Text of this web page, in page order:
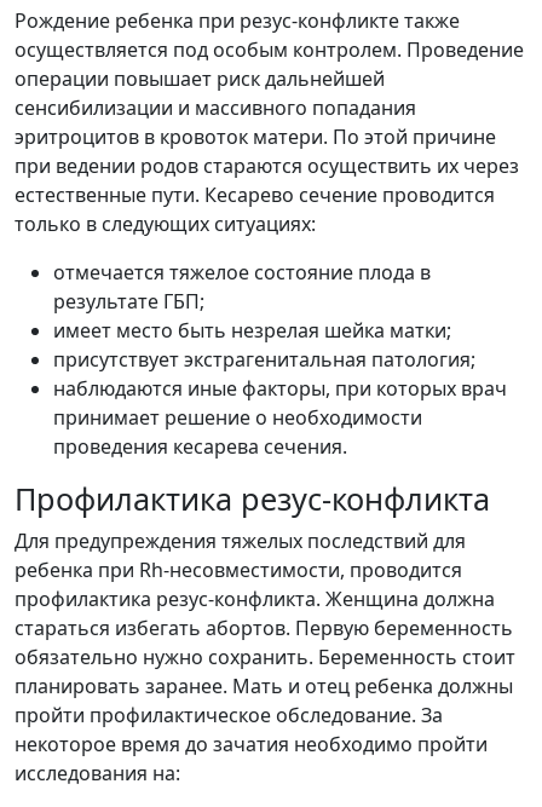
Рождение ребенка при резус-конфликте также
осуществляется под особым контролем. Проведение
операции повышает риск дальнейшей
сенсибилизации и массивного попадания
эритроцитов в кровоток матери. По этой причине
при ведении родов стараются осуществить их через
естественные пути. Кесарево сечение проводится
только в следующих ситуациях:
отмечается тяжелое состояние плода в
результате ГБП;
имеет место быть незрелая шейка матки;
присутствует экстрагенитальная патология;
наблюдаются иные факторы, при которых врач
принимает решение о необходимости
проведения кесарева сечения.
Профилактика резус-конфликта
Для предупреждения тяжелых последствий для
ребенка при Rh-несовместимости, проводится
профилактика резус-конфликта. Женщина должна
стараться избегать абортов. Первую беременность
обязательно нужно сохранить. Беременность стоит
планировать заранее. Мать и отец ребенка должны
пройти профилактическое обследование. За
некоторое время до зачатия необходимо пройти
исследования на: